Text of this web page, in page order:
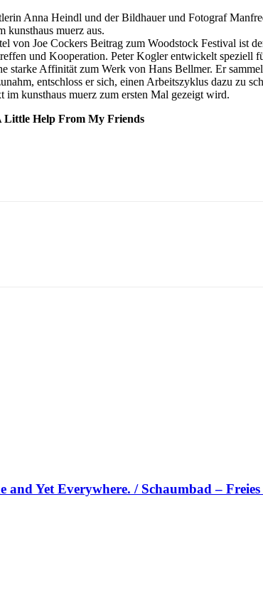
Anna Heindl und der Bildhauer und Fotograf
kunsthaus muerz aus.
von Joe Cockers Beitrag zum Woodstock Festival ist
und Kooperation. Peter Kogler entwickelt
starke Affinität zum Werk von Hans Bellmer. Er
entschloss er sich, einen Arbeitszyklus dazu zu
kunsthaus muerz zum ersten Mal gezeigt wird.
Little Help From My Friends
and Yet Everywhere. / Schaumbad –